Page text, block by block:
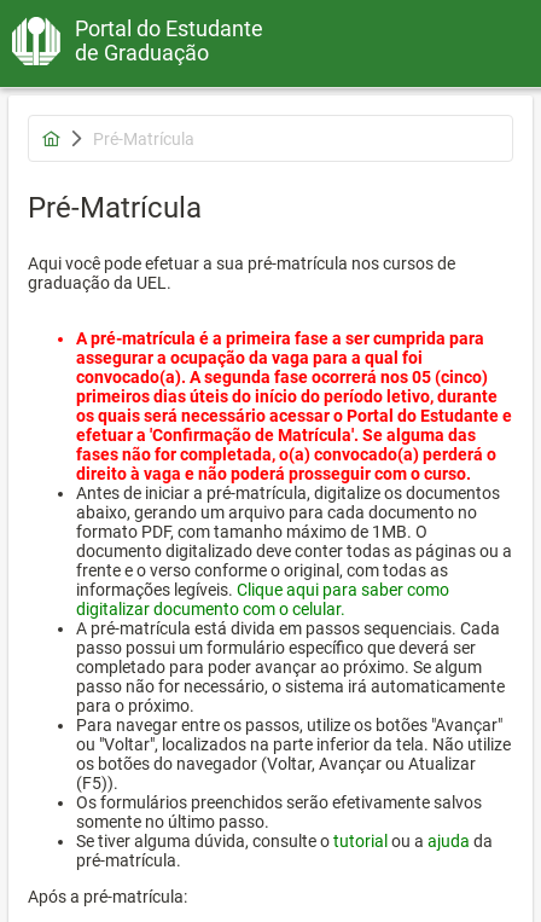
Portal do Estudante
de Graduação
Pré-Matrícula
Pré-Matrícula
Aqui você pode efetuar a sua pré-matrícula nos cursos de
graduação da UEL.
A pré-matrícula é a primeira fase a ser cumprida para
assegurar a ocupação da vaga para a qual foi
convocado(a). A segunda fase ocorrerá nos 05 (cinco)
primeiros dias úteis do início do período letivo, durante
os quais será necessário acessar o Portal do Estudante e
efetuar a 'Confirmação de Matrícula'. Se alguma das
fases não for completada, o(a) convocado(a) perderá o
direito à vaga e não poderá prosseguir com o curso.
Antes de iniciar a pré-matrícula, digitalize os documentos
abaixo, gerando um arquivo para cada documento no
formato PDF, com tamanho máximo de 1MB. O
documento digitalizado deve conter todas as páginas ou a
frente e o verso conforme o original, com todas as
informações legíveis. Clique aqui para saber como
digitalizar documento com o celular.
A pré-matrícula está divida em passos sequenciais. Cada
passo possui um formulário específico que deverá ser
completado para poder avançar ao próximo. Se algum
passo não for necessário, o sistema irá automaticamente
para o próximo.
Para navegar entre os passos, utilize os botões "Avançar"
ou "Voltar", localizados na parte inferior da tela. Não utilize
os botões do navegador (Voltar, Avançar ou Atualizar
(F5)).
Os formulários preenchidos serão efetivamente salvos
somente no último passo.
Se tiver alguma dúvida, consulte otutorial ou a ajuda da
pré-matrícula.
Após a pré-matrícula: